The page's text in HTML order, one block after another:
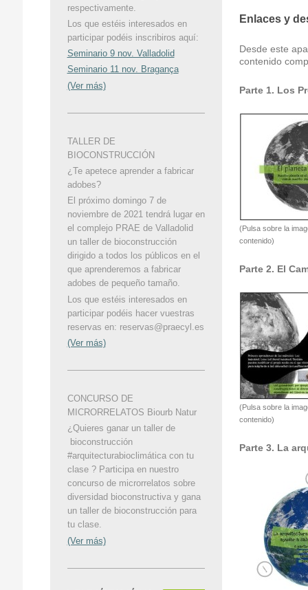
Enlaces y
Desde este
contenido
Parte 1. Los
(Pulsa sobre la
contenido)
Parte 2. El
(Pulsa sobre la
contenido)
Parte 3. La
respectivamente.
Los que estéis interesados en
participar podéis inscribiros aquí:
Seminario 9 nov. Valladolid
Seminario 11 nov. Bragança
(Ver más)
TALLER DE
BIOCONSTRUCCIÓN
¿Te apetece aprender a fabricar
adobes?
El próximo domingo 7 de
noviembre de 2021 tendrá lugar en
el complejo PRAE de Valladolid
un taller de bioconstrucción
dirigido a todos los públicos en el
que aprenderemos a fabricar
adobes de pequeño tamaño.
Los que estéis interesados en
participar podéis hacer vuestras
reservas en: reservas@praecyl.es
(Ver más)
CONCURSO DE
MICRORRELATOS Biourb Natur
¿Quieres ganar un taller de
bioconstrucción
#arquitecturabioclimática con tu
clase ? Participa en nuestro
concurso de microrrelatos sobre
diversidad bioconstructiva y gana
un taller de bioconstrucción para
tu clase.
(Ver más)